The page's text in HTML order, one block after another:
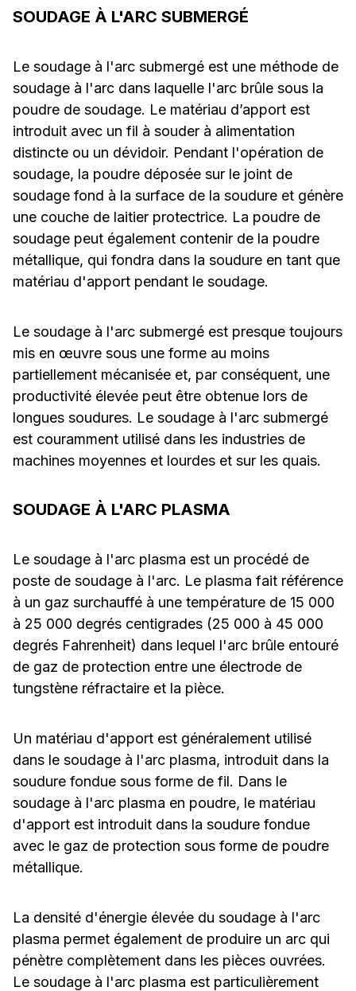
SOUDAGE À L'ARC SUBMERGÉ
Le soudage à l'arc submergé est une méthode de
soudage à l'arc dans laquelle l'arc brûle sous la
poudre de soudage. Le matériau d’apport est
introduit avec un fil à souder à alimentation
distincte ou un dévidoir. Pendant l'opération de
soudage, la poudre déposée sur le joint de
soudage fond à la surface de la soudure et génère
une couche de laitier protectrice. La poudre de
soudage peut également contenir de la poudre
métallique, qui fondra dans la soudure en tant que
matériau d'apport pendant le soudage.
Le soudage à l'arc submergé est presque toujours
mis en œuvre sous une forme au moins
partiellement mécanisée et, par conséquent, une
productivité élevée peut être obtenue lors de
longues soudures. Le soudage à l'arc submergé
est couramment utilisé dans les industries de
machines moyennes et lourdes et sur les quais.
SOUDAGE À L'ARC PLASMA
Le soudage à l'arc plasma est un procédé de
poste de soudage à l'arc. Le plasma fait référence
à un gaz surchauffé à une température de 15 000
à 25 000 degrés centigrades (25 000 à 45 000
degrés Fahrenheit) dans lequel l'arc brûle entouré
de gaz de protection entre une électrode de
tungstène réfractaire et la pièce.
Un matériau d'apport est généralement utilisé
dans le soudage à l'arc plasma, introduit dans la
soudure fondue sous forme de fil. Dans le
soudage à l'arc plasma en poudre, le matériau
d'apport est introduit dans la soudure fondue
avec le gaz de protection sous forme de poudre
métallique.
La densité d'énergie élevée du soudage à l'arc
plasma permet également de produire un arc qui
pénètre complètement dans les pièces ouvrées.
Le soudage à l'arc plasma est particulièrement